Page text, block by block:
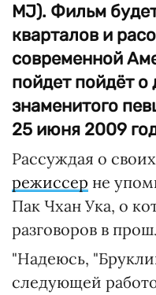
MJ). Фильм
кварталов и
современной
пойдет пойдёт о
знаменитого
25 июня 2009
Рассуждая о
режиссер не
Пак Чхан Ука, о
разговоров в
"Надеюсь,
следующей